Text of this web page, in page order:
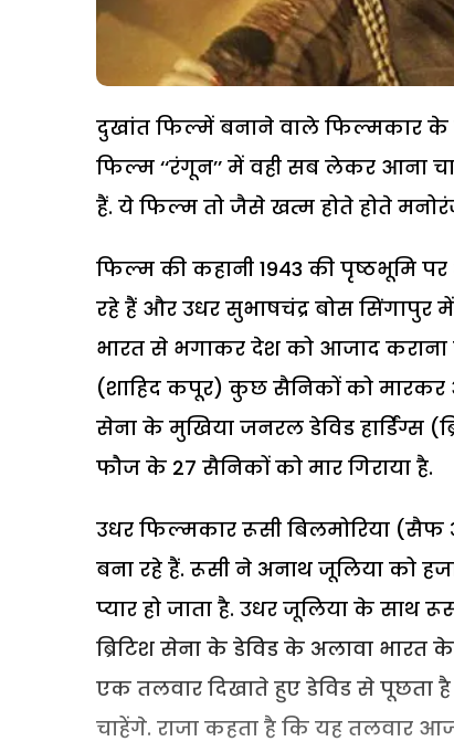
दुखांत फिल्में बनाने वाले फिल्मकार के
फिल्म ‘‘रंगून’’ में वही सब लेकर आना
हैं. ये फिल्म तो जैसे खत्म होते होते
फिल्म की कहानी 1943 की पृष्ठभूमि
रहे हैं और उधर सुभाषचंद्र बोस सिंगापुर
भारत से भगाकर देश को आजाद कराना
(शाहिद कपूर) कुछ सैनिकों को मारकर
सेना के मुखिया जनरल डेविड हार्डिंग्स
फौज के 27 सैनिकों को मार गिराया है.
उधर फिल्मकार रूसी बिलमोरिया
बना रहे हैं. रूसी ने अनाथ जूलिया को
प्यार हो जाता है. उधर जूलिया के साथ
ब्रिटिश सेना के डेविड के अलावा भारत
एक तलवार दिखाते हुए डेविड से पूछता
चाहेंगे. राजा कहता है कि यह तलवार